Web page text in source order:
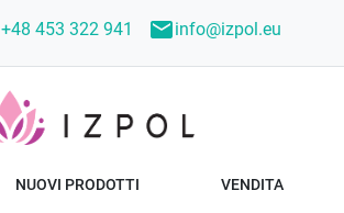
+48 453 322 941 mailinfo@izpol.eu
NUOVI PRODOTTI VENDITA